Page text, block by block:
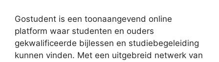
Gostudent is een toonaangevend online
platform waar studenten en ouders
gekwalificeerde bijlessen en studiebegeleiding
kunnen vinden. Met een uitgebreid netwerk van